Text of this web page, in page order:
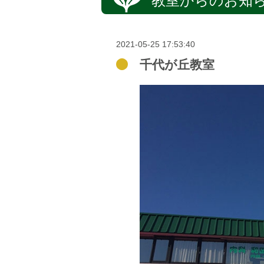
2021-05-25 17:53:40
千代が丘教室